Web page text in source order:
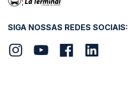
SIGA NOSSAS REDES SOCIAIS: